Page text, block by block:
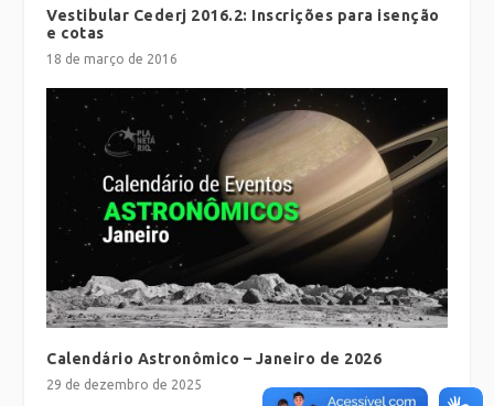
Vestibular Cederj 2016.2: Inscrições para isenção
e cotas
18 de março de 2016
Calendário Astronômico – Janeiro de 2026
29 de dezembro de 2025